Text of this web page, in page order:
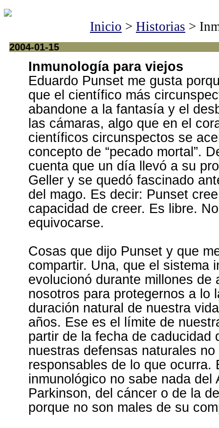
Inicio > Historias >
2004-01-15
Inmunología para viejos
Eduardo Punset me gusta
que el científico más
abandone a la fantasía y el
las cámaras, algo que en el
científicos circunspectos se
concepto de “pecado mortal”.
cuenta que un día llevó a su
Geller y se quedó fascinado
del mago. Es decir: Punset
capacidad de creer. Es libre.
equivocarse.
Cosas que dijo Punset y que
compartir. Una, que el sistema
evolucionó durante millones de
nosotros para protegernos a lo
duración natural de nuestra
años. Ese es el límite de
partir de la fecha de caducidad
nuestras defensas naturales
responsables de lo que ocurra.
inmunológico no sabe nada del
Parkinson, del cáncer o de la
porque no son males de su